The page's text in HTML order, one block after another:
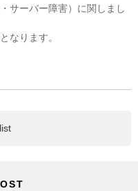
サーバー障害）に関しまし
なります。